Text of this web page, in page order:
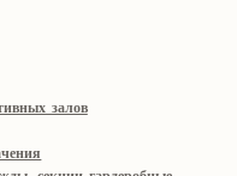
залов